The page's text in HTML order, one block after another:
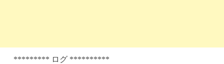
********* ログ **********